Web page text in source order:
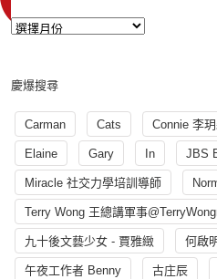
慶爆搜尋
Carman Cats Connie 李
Elaine Gary In JBS
Miracle 社交力學培訓導師
Terry Wong 王總講軍事
九十後文藝少女 - 賈雅緻 何啟
午夜工作者 Benny 古庄辰